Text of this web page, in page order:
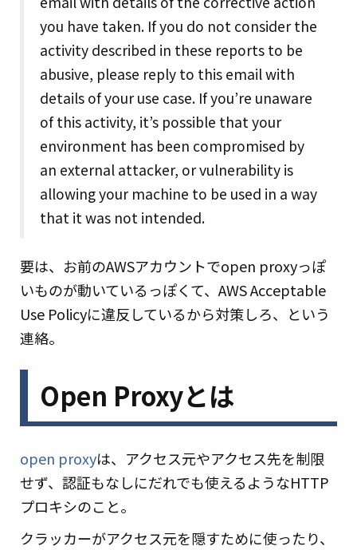
you have taken. If you do not consider the
activity described in these reports to be
abusive, please reply to this email with
details of your use case. If you’re unaware
of this activity, it’s possible that your
environment has been compromised by
an external attacker, or vulnerability is
allowing your machine to be used in a way
that it was not intended.
要は、お前のAWSアカウントでopen proxyっぽ
いものが動いているっぽくて、AWS Acceptable
Use Policyに違反しているから対策しろ、という
連絡。
Open Proxyとは
open proxyは、アクセス元やアクセス先を制限
せず、認証もなしにだれでも使えるようなHTTP
プロキシのこと。
クラッカーがアクセス元を隠すために使ったり、